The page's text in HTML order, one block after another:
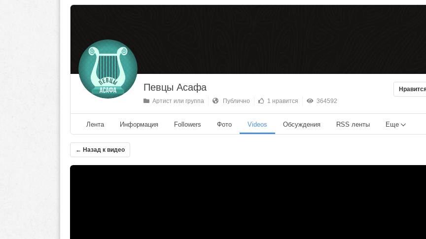
Певцы Асафа
Артист или группа Публично 1 нравится 364592
Лента Информация Followers Фото Videos Обсуждения RSS ленты Еще
← Назад к видео